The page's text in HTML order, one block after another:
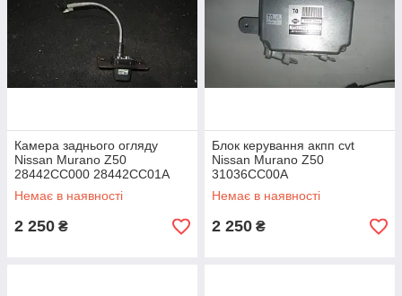
Камера заднього огляду
Nissan Murano Z50
28442CC000 28442CC01A
28442CC00A
Немає в наявності
2 250 ₴
Блок керування акпп cvt
Nissan Murano Z50
31036CC00A
Немає в наявності
2 250 ₴